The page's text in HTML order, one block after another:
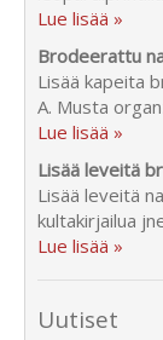
Lue lisää »
Brodeerattu
Lisää kapeita
A. Musta
Lue lisää »
Lisää leveitä
Lisää leveitä
kultakirjailua
Lue lisää »
Uutiset